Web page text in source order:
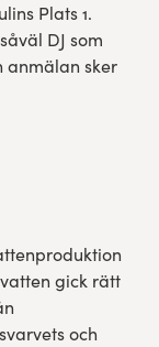
Plats 1.
DJ som
anmälan sker
gick rätt
och